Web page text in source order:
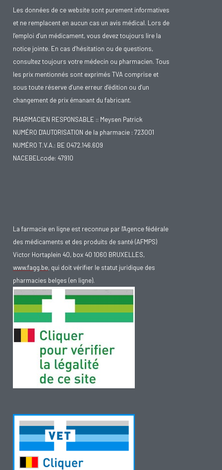
Les données de ce website sont purement informatives
et ne remplacent en aucun cas un avis médical. Lors de
l’emploi d’un médicament, vous devez toujours lire la
notice jointe. En cas d’hésitation ou de questions,
consultez toujours votre médecin ou pharmacien. Tous
les prix mentionnés sont exprimés TVA comprise et
sous toute réserve d’une erreur d’édition ou d’un
changement de prix émanant du fabricant.
PHARMACIEN RESPONSABLE :: Meysen Patrick
NUMÉRO D'AUTORISATION de la pharmacie : 723001
NUMÉRO T.V.A.: BE 0472.146.609
NACEBELcode: 47910
La farmacie en ligne est reconnue par l'Agence fédérale
des médicaments et des produits de santé (AFMPS)
Victor Hortaplein 40, box 40 1060 BRUXELLES,
www.fagg.be, qui doit vérifier le statut juridique des
pharmacies belges (en ligne).